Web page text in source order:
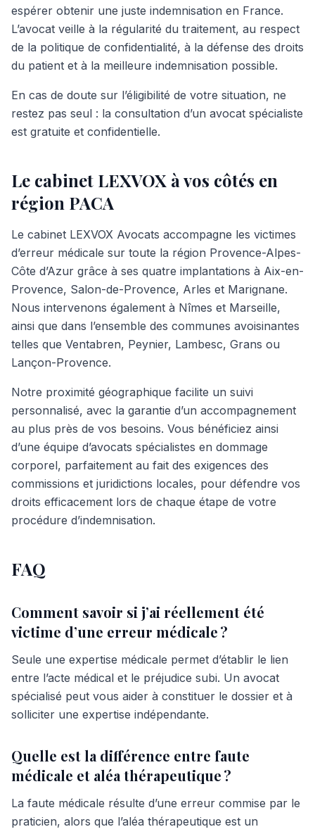
espérer obtenir une juste indemnisation en France.
L’avocat veille à la régularité du traitement, au respect
de la politique de confidentialité, à la défense des droits
du patient et à la meilleure indemnisation possible.
En cas de doute sur l’éligibilité de votre situation, ne
restez pas seul : la consultation d’un avocat spécialiste
est gratuite et confidentielle.
Le cabinet LEXVOX à vos côtés en
région PACA
Le cabinet LEXVOX Avocats accompagne les victimes
d’erreur médicale sur toute la région Provence-Alpes-
Côte d’Azur grâce à ses quatre implantations à Aix-en-
Provence, Salon-de-Provence, Arles et Marignane.
Nous intervenons également à Nîmes et Marseille,
ainsi que dans l’ensemble des communes avoisinantes
telles que Ventabren, Peynier, Lambesc, Grans ou
Lançon-Provence.
Notre proximité géographique facilite un suivi
personnalisé, avec la garantie d’un accompagnement
au plus près de vos besoins. Vous bénéficiez ainsi
d’une équipe d’avocats spécialistes en dommage
corporel, parfaitement au fait des exigences des
commissions et juridictions locales, pour défendre vos
droits efficacement lors de chaque étape de votre
procédure d’indemnisation.
FAQ
Comment savoir si j’ai réellement été
victime d’une erreur médicale ?
Seule une expertise médicale permet d’établir le lien
entre l’acte médical et le préjudice subi. Un avocat
spécialisé peut vous aider à constituer le dossier et à
solliciter une expertise indépendante.
Quelle est la différence entre faute
médicale et aléa thérapeutique ?
La faute médicale résulte d’une erreur commise par le
praticien, alors que l’aléa thérapeutique est un